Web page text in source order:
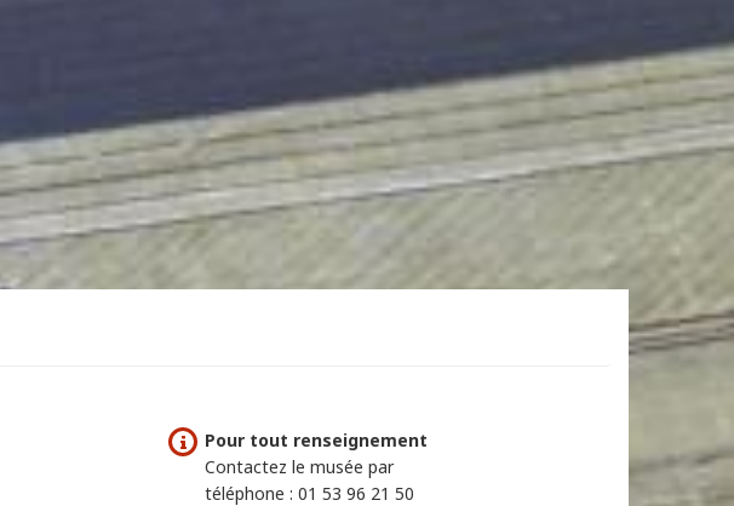
Pour tout renseignement
Contactez le musée par
téléphone : 01 53 96 21 50